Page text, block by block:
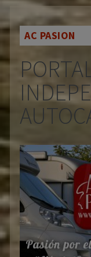
AC PASION